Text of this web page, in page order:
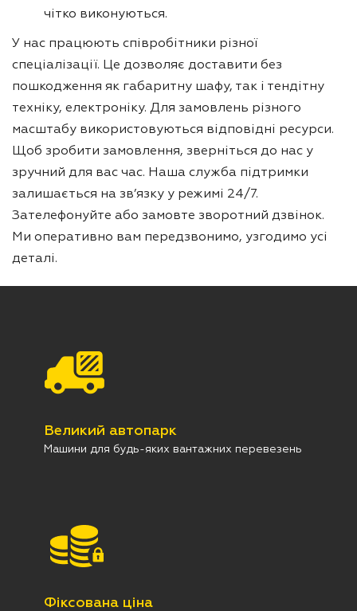
чітко виконуються.
У нас працюють співробітники різної
спеціалізації. Це дозволяє доставити без
пошкодження як габаритну шафу, так і тендітну
техніку, електроніку. Для замовлень різного
масштабу використовуються відповідні ресурси.
Щоб зробити замовлення, зверніться до нас у
зручний для вас час. Наша служба підтримки
залишається на зв’язку у режимі 24/7.
Зателефонуйте або замовте зворотний дзвінок.
Ми оперативно вам передзвонимо, узгодимо усі
деталі.
Великий автопарк
Машини для будь-яких вантажних перевезень
Фіксована ціна